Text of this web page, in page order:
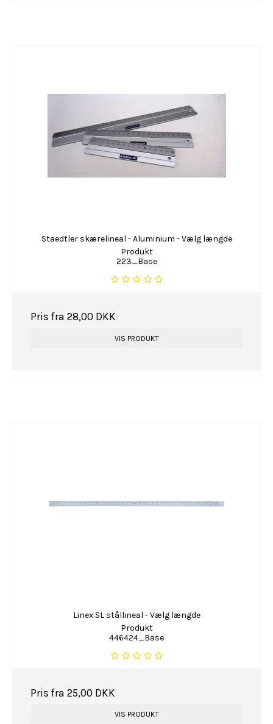
Staedtler skærelineal - Aluminium - Vælg længde
Produkt
223_Base
Pris fra 28,00 DKK
VIS PRODUKT
Linex SL stållineal - Vælg længde
Produkt
446424_Base
Pris fra 25,00 DKK
VIS PRODUKT